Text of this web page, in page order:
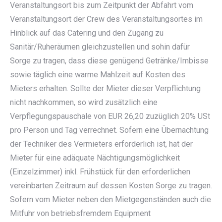
Veranstaltungsort bis zum Zeitpunkt der Abfahrt vom
Veranstaltungsort der Crew des Veranstaltungsortes im
Hinblick auf das Catering und den Zugang zu
Sanitär/Ruheräumen gleichzustellen und sohin dafür
Sorge zu tragen, dass diese genügend Getränke/Imbisse
sowie täglich eine warme Mahlzeit auf Kosten des
Mieters erhalten. Sollte der Mieter dieser Verpflichtung
nicht nachkommen, so wird zusätzlich eine
Verpflegungspauschale von EUR 26,20 zuzüglich 20% USt
pro Person und Tag verrechnet. Sofern eine Übernachtung
der Techniker des Vermieters erforderlich ist, hat der
Mieter für eine adäquate Nächtigungsmöglichkeit
(Einzelzimmer) inkl. Frühstück für den erforderlichen
vereinbarten Zeitraum auf dessen Kosten Sorge zu tragen.
Sofern vom Mieter neben den Mietgegenständen auch die
Mitfuhr von betriebsfremdem Equipment